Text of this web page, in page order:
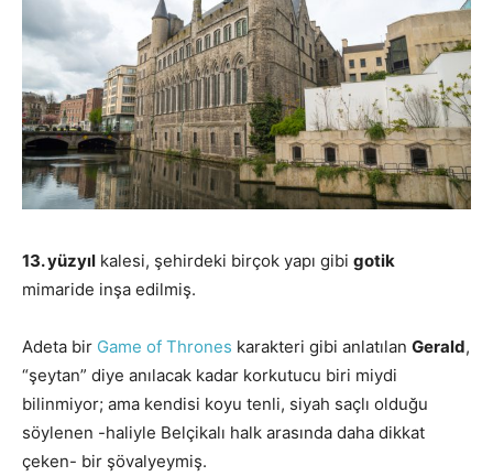
13. yüzyıl kalesi, şehirdeki birçok yapı gibi gotik
mimaride inşa edilmiş.
Adeta bir Game of Thrones karakteri gibi anlatılan Gerald,
“şeytan” diye anılacak kadar korkutucu biri miydi
bilinmiyor; ama kendisi koyu tenli, siyah saçlı olduğu
söylenen -haliyle Belçikalı halk arasında daha dikkat
çeken- bir şövalyeymiş.